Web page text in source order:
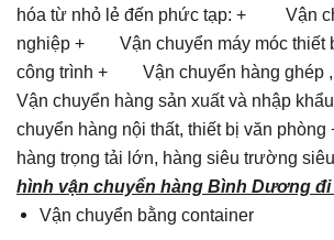
hóa từ nhỏ lẻ đến phức tạp: + Vận
nghiệp + Vận chuyển máy móc thiết
công trình + Vận chuyển hàng
Vận chuyển hàng sản xuất và nhập
chuyển hàng nội thất, thiết bị văn
hàng trọng tải lớn, hàng siêu trường
hình vận chuyển hàng Bình Dương đi
Vận chuyển bằng container